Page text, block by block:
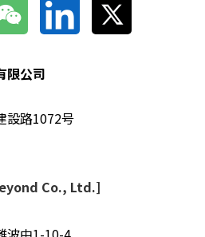
限公司
設路1072号
Co., Ltd.]